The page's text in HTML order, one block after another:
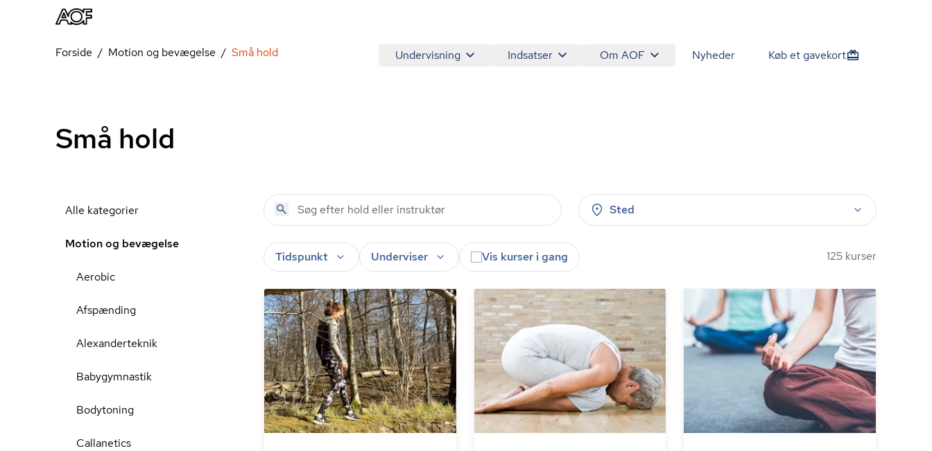
Undervisning Indsatser Om AOF Nyheder Køb et gavekort
Forside Motion og bevægelse Små hold
Små hold
Alle kategorier
Motion og bevægelse
Aerobic
Afspænding
Alexanderteknik
Babygymnastik
Bodytoning
Callanetics
Sted
Tidspunkt Underviser Vis kurser i gang 125 kurser